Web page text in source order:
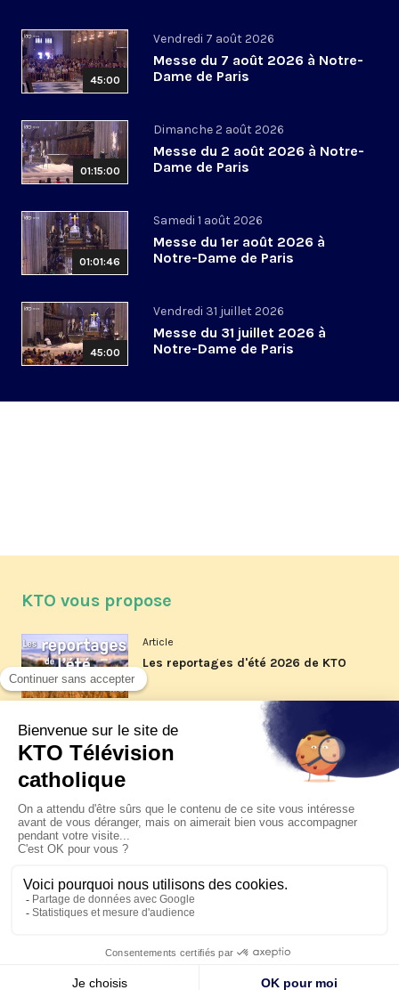
45:00
Vendredi 7 août 2026
Messe du 7 août 2026 à Notre-
Dame de Paris
01:15:00
Dimanche 2 août 2026
Messe du 2 août 2026 à Notre-
Dame de Paris
01:01:46
Samedi 1 août 2026
Messe du 1er août 2026 à
Notre-Dame de Paris
45:00
Vendredi 31 juillet 2026
Messe du 31 juillet 2026 à
Notre-Dame de Paris
KTO vous propose
Article
Les reportages d'été 2026 de KTO
Article
La visite pastorale du pape Léon
XIV à Assise à suivre sur KTO le
Article
Le pape en Uruguay, Argentine et